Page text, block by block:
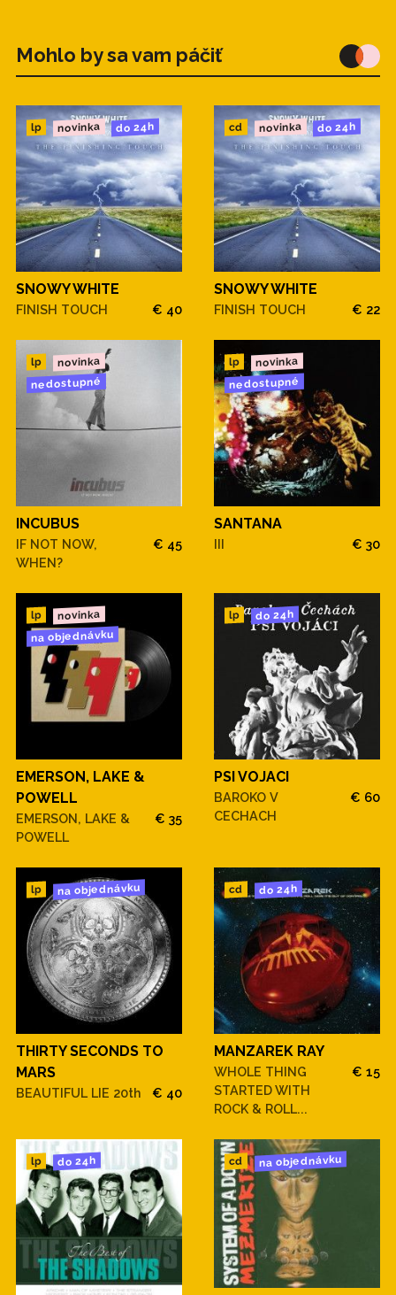
Mohlo by sa vam páčiť
lp novinka do 24h
SNOWY WHITE
FINISH TOUCH € 40
cd novinka do 24h
SNOWY WHITE
FINISH TOUCH € 22
lp novinka
nedostupné
INCUBUS
IF NOT NOW,
WHEN?
€ 45
lp novinka
nedostupné
SANTANA
III € 30
lp novinka
na objednávku
EMERSON, LAKE &
POWELL
EMERSON, LAKE &
POWELL
€ 35
lp do 24h
PSI VOJACI
BAROKO V
CECHACH
€ 60
lp na objednávku
THIRTY SECONDS TO
MARS
BEAUTIFUL LIE 20th € 40
cd do 24h
MANZAREK RAY
WHOLE THING
STARTED WITH
ROCK & ROLL...
€ 15
lp do 24h cd na objednávku